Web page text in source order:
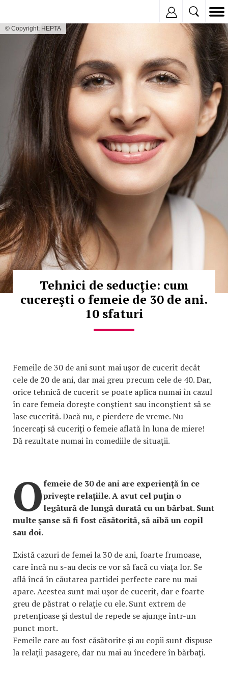
© Copyright: HEPTA
Tehnici de seducţie: cum
cucereşti o femeie de 30 de ani.
10 sfaturi
Femeile de 30 de ani sunt mai uşor de cucerit decât
cele de 20 de ani, dar mai greu precum cele de 40. Dar,
orice tehnică de cucerit se poate aplica numai în cazul
în care femeia doreşte conştient sau inconştient să se
lase cucerită. Dacă nu, e pierdere de vreme. Nu
încercaţi să cuceriţi o femeie aflată în luna de miere!
Dă rezultate numai în comediile de situaţii.
Ofemeie de 30 de ani are experienţă în ce
priveşte relaţiile. A avut cel puţin o
legătură de lungă durată cu un bărbat. Sunt
multe şanse să fi fost căsătorită, să aibă un copil
sau doi.
Există cazuri de femei la 30 de ani, foarte frumoase,
care încă nu s-au decis ce vor să facă cu viaţa lor. Se
află încă în căutarea partidei perfecte care nu mai
apare. Acestea sunt mai uşor de cucerit, dar e foarte
greu de păstrat o relaţie cu ele. Sunt extrem de
pretenţioase şi destul de repede se ajunge într-un
punct mort.
Femeile care au fost căsătorite şi au copii sunt dispuse
la relaţii pasagere, dar nu mai au încedere în bărbaţi.